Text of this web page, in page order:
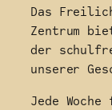
Das
Zentrum
der
unserer
Jede